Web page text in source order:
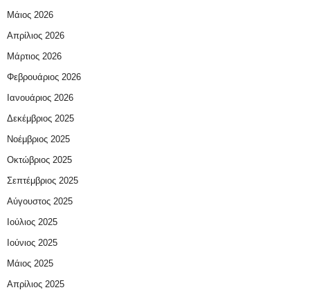
Μάιος 2026
Απρίλιος 2026
Μάρτιος 2026
Φεβρουάριος 2026
Ιανουάριος 2026
Δεκέμβριος 2025
Νοέμβριος 2025
Οκτώβριος 2025
Σεπτέμβριος 2025
Αύγουστος 2025
Ιούλιος 2025
Ιούνιος 2025
Μάιος 2025
Απρίλιος 2025